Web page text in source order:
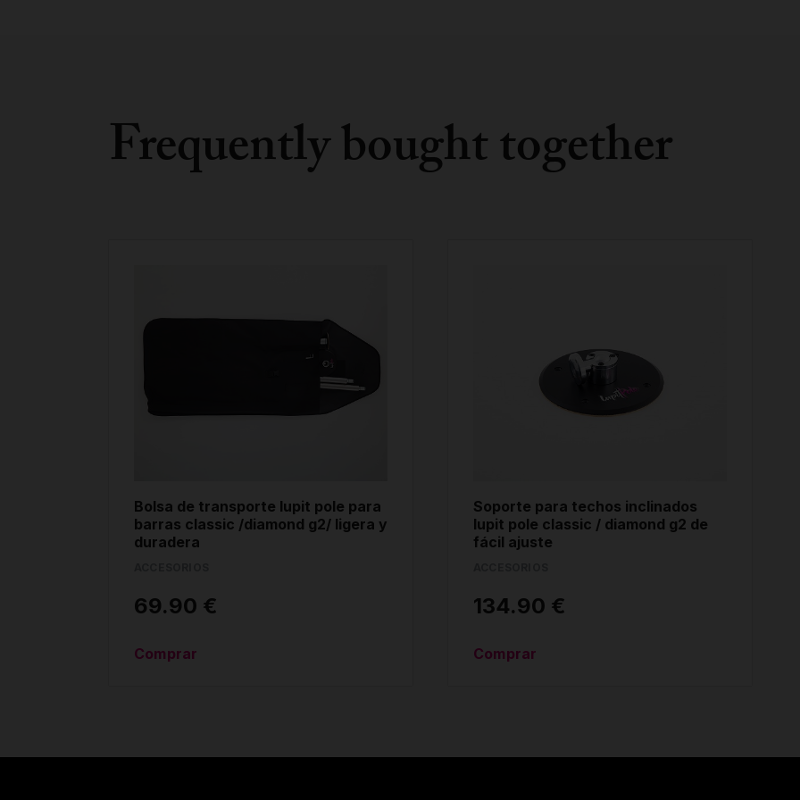
Frequently bought together
Bolsa de transporte lupit pole para
barras classic /diamond g2/ ligera y
duradera
69.90 €
Comprar
Soporte para techos inclinados
lupit pole classic / diamond g2 de
fácil ajuste
134.90 €
Comprar